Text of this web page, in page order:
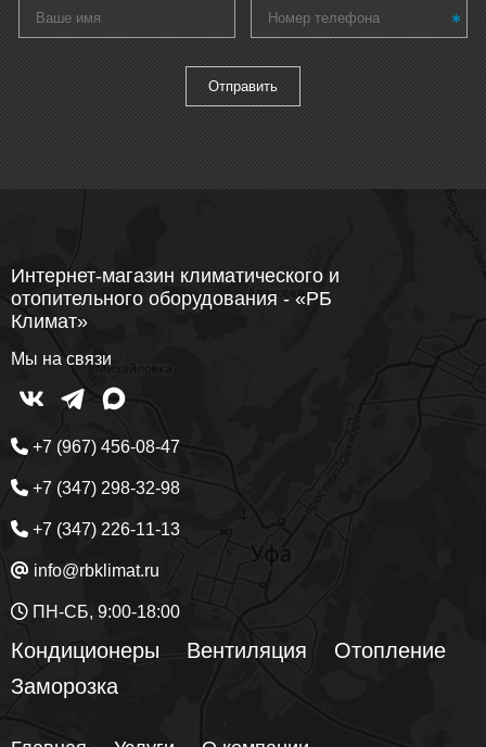
Интернет-магазин климатического и
отопительного оборудования - «РБ
Климат»
Мы на связи
+7 (967) 456-08-47
+7 (347) 298-32-98
+7 (347) 226-11-13
info@rbklimat.ru
ПН-СБ, 9:00-18:00
Кондиционеры Вентиляция
Отопление
Заморозка